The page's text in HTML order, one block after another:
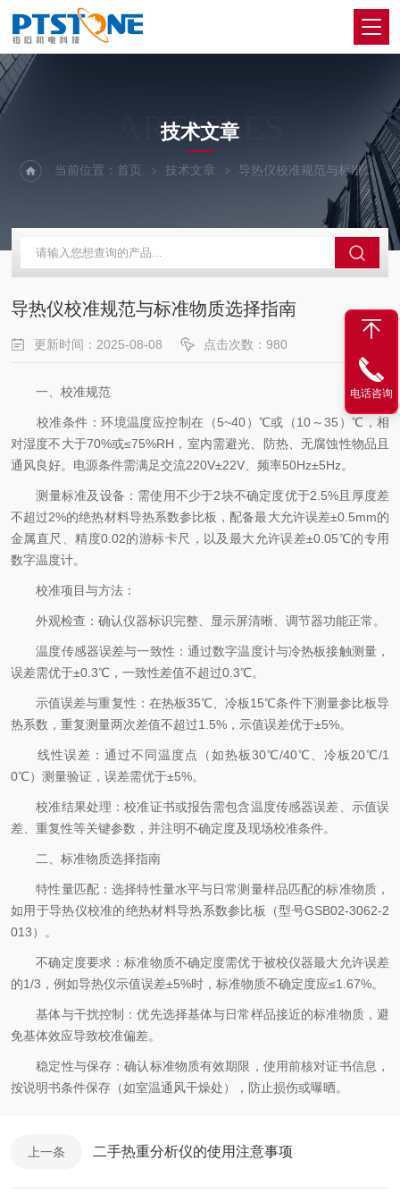
ARTICLES
技术文章
当前位置：首页 技术文章 导热仪校准规范与标准物质选择指南
导热仪校准规范与标准物质选择指南
更新时间：2025-08-08 点击次数：980
一、校准规范
校准条件：环境温度应控制在（5~40）℃或（10～35）℃，相
对湿度不大于70%或≤75%RH，室内需避光、防热、无腐蚀性物品且
通风良好。电源条件需满足交流220V±22V、频率50Hz±5Hz。
测量标准及设备：需使用不少于2块不确定度优于2.5%且厚度差
不超过2%的绝热材料导热系数参比板，配备最大允许误差±0.5mm的
金属直尺、精度0.02的游标卡尺，以及最大允许误差±0.05℃的专用
数字温度计。
校准项目与方法：
外观检查：确认仪器标识完整、显示屏清晰、调节器功能正常。
温度传感器误差与一致性：通过数字温度计与冷热板接触测量，
误差需优于±0.3℃，一致性差值不超过0.3℃。
示值误差与重复性：在热板35℃、冷板15℃条件下测量参比板导
热系数，重复测量两次差值不超过1.5%，示值误差优于±5%。
线性误差：通过不同温度点（如热板30℃/40℃、冷板20℃/1
0℃）测量验证，误差需优于±5%。
校准结果处理：校准证书或报告需包含温度传感器误差、示值误
差、重复性等关键参数，并注明不确定度及现场校准条件。
二、标准物质选择指南
特性量匹配：选择特性量水平与日常测量样品匹配的标准物质，
如用于导热仪校准的绝热材料导热系数参比板（型号GSB02-3062-2
013）。
不确定度要求：标准物质不确定度需优于被校仪器最大允许误差
的1/3，例如导热仪示值误差±5%时，标准物质不确定度应≤1.67%。
基体与干扰控制：优先选择基体与日常样品接近的标准物质，避
免基体效应导致校准偏差。
稳定性与保存：确认标准物质有效期限，使用前核对证书信息，
按说明书条件保存（如室温通风干燥处），防止损伤或曝晒。
上一条 二手热重分析仪的使用注意事项
电话咨询